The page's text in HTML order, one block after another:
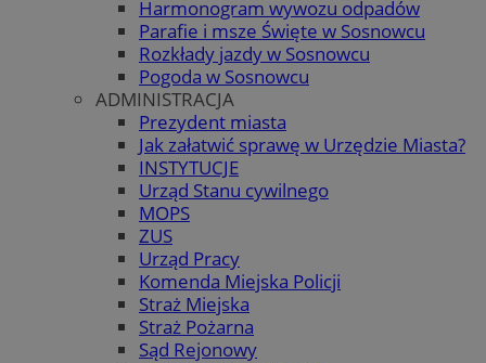
Harmonogram wywozu odpadów
Parafie i msze Święte w Sosnowcu
Rozkłady jazdy w Sosnowcu
Pogoda w Sosnowcu
ADMINISTRACJA
Prezydent miasta
Jak załatwić sprawę w Urzędzie Miasta?
INSTYTUCJE
Urząd Stanu cywilnego
MOPS
ZUS
Urząd Pracy
Komenda Miejska Policji
Straż Miejska
Straż Pożarna
Sąd Rejonowy